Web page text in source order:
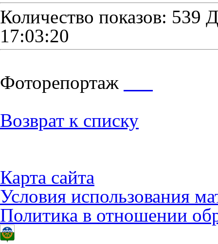
Количество показов: 539
17:03:20
Фоторепортаж
Возврат к списку
Карта сайта
Условия использования
Политика в отношении